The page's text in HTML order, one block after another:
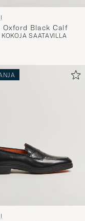
Oxford Black Calf
SAATAVILLA